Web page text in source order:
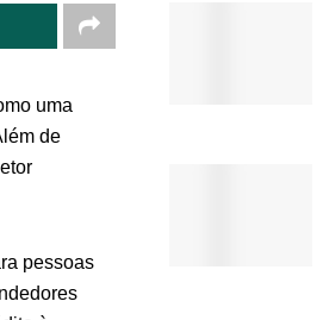
uma
de
pessoas